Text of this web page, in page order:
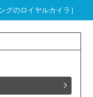
グのロイヤルカイラ］